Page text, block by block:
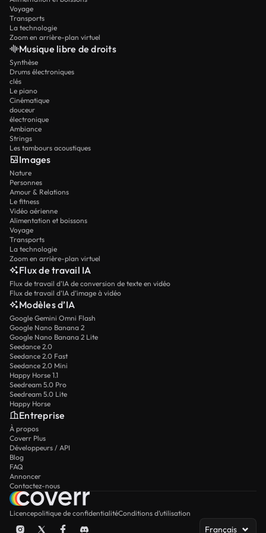
Voyage
Transports
La technologie
Zoom en arrière-plan virtuel
Musique libre de droits
Synthèse
Drums électroniques
clés
Le piano
Cinématique
douceur
électronique
Ambiance
Strings
Les tambours acoustiques
Images
Nature
Personnes
Amour & Relations
Le fitness
Vidéo aérienne
Alimentation et boissons
Voyage
Transports
La technologie
Zoom en arrière-plan virtuel
Flux de travail IA
Flux de travail d’IA de conversion de texte en vidéo
Flux de travail d’IA d’image à vidéo
Modèles d’IA
Google Gemini Omni Flash
Google Nano Banana 2
Google Nano Banana 2 Lite
Seedance 2.0
Seedance 2.0 Fast
Seedance 2.0 Mini
Happy Horse 1.1
Seedream 5.0 Pro
Seedream 5.0 Lite
Happy Horse
Entreprise
À propos
Coverr Plus
Développeurs / API
Blog
FAQ
Annoncer
Contactez-nous
Licencepolitique de confidentialitéConditions d’utilisation
Français